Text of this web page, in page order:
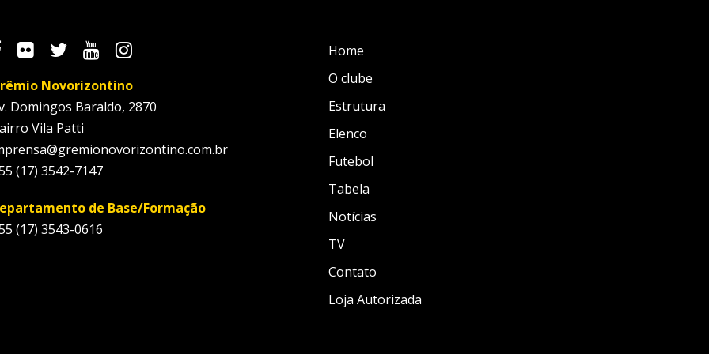
Novorizontino
Domingos Baraldo, 2870
Vila Patti
(17) 3542-7147
de Base/Formação
(17) 3543-0616
Home
O clube
Estrutura
Elenco
Futebol
Tabela
Notícias
TV
Contato
Loja Autorizada